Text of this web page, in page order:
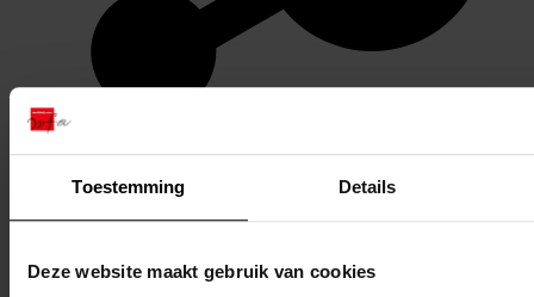
Toestemming Details
Deze website maakt gebruik van cookies
Stel een vraag of plaats een opmerking op de tijdlijn
Reageren